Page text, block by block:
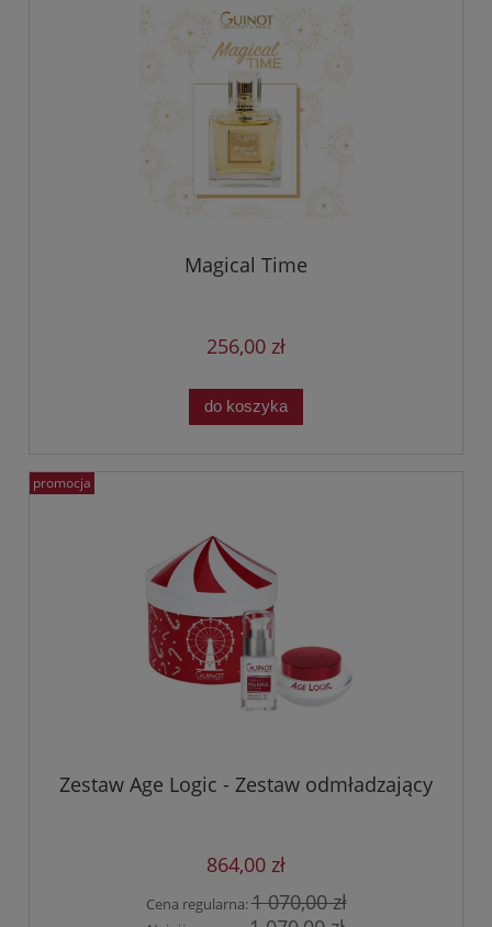
Magical Time
256,00 zł
do koszyka
Zestaw Age Logic - Zestaw odmładzający
864,00 zł
Cena regularna:1 070,00 zł
promocja